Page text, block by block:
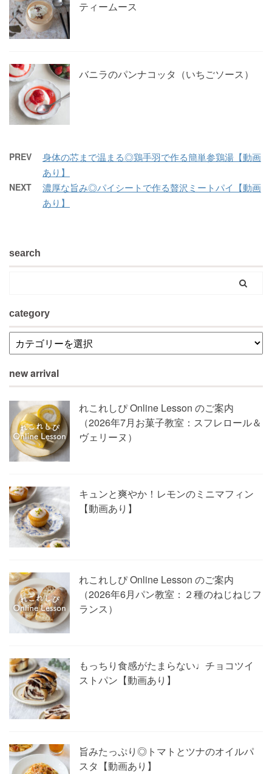
ティームース
バニラのパンナコッタ（いちごソース）
PREV
身体の芯まで温まる◎鶏手羽で作る簡単参鶏湯【動画
あり】
NEXT
濃厚な旨み◎パイシートで作る贅沢ミートパイ【動画
あり】
search
category
new arrival
れこれしぴ Online Lesson のご案内
（2026年7月お菓子教室：スフレロール＆
ヴェリーヌ）
キュンと爽やか！レモンのミニマフィン
【動画あり】
れこれしぴ Online Lesson のご案内
（2026年6月パン教室：２種のねじねじフ
ランス）
もっちり食感がたまらない♩チョコツイ
ストパン【動画あり】
旨みたっぷり◎トマトとツナのオイルパ
スタ【動画あり】